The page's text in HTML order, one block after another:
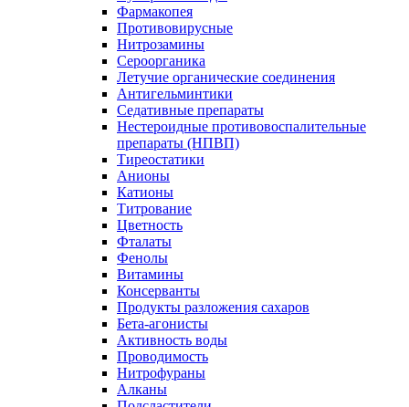
Фармакопея
Противовирусные
Нитрозамины
Сероорганика
Летучие органические соединения
Антигельминтики
Седативные препараты
Нестероидные противовоспалительные
препараты (НПВП)
Тиреостатики
Анионы
Катионы
Титрование
Цветность
Фталаты
Фенолы
Витамины
Консерванты
Продукты разложения сахаров
Бета-агонисты
Активность воды
Проводимость
Нитрофураны
Алканы